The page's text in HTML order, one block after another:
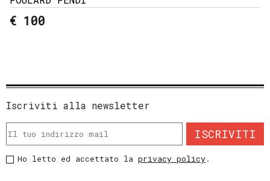
€ 100
Iscriviti alla newsletter
ISCRIVITI
Ho letto ed accettato laprivacy policy.